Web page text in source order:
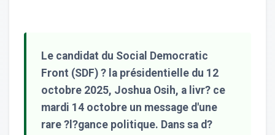
Le candidat du Social Democratic
Front (SDF) ? la présidentielle du 12
octobre 2025, Joshua Osih, a livr? ce
mardi 14 octobre un message d'une
rare ?l?gance politique. Dans sa d?